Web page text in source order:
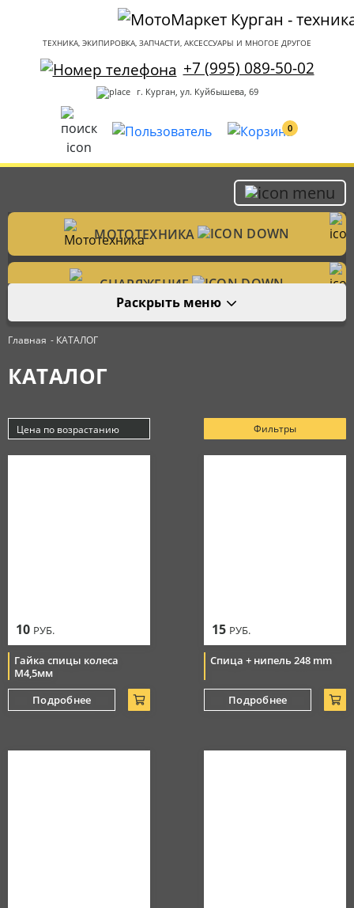
ТЕХНИКА, ЭКИПИРОВКА, ЗАПЧАСТИ, АКСЕССУАРЫ И МНОГОЕ ДРУГОЕ
+7 (995) 089-50-02
г. Курган, ул. Куйбышева, 69
0
МОТОТЕХНИКА
Мотоциклы
Велотехника
СНАРЯЖЕНИЕ
Мотошлемы
Очки
Защитная амуниция
Джерси
Аксессуары
Тормозная система
Моторные масла
Смазки
Раскрыть меню
Главная - КАТАЛОГ
Цена по возрастанию
Новинки
Популярные
КАТАЛОГ
Фильтры
10 РУБ.
Гайка спицы колеса
М4,5мм
Подробнее
15 РУБ.
Спица + нипель 248 mm
Подробнее